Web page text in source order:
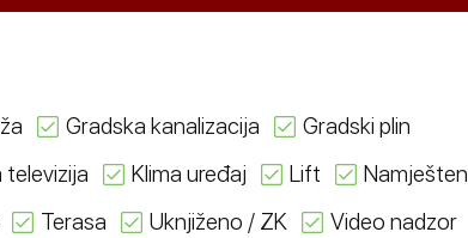
Gradska kanalizacija
Gradski plin
televizija Klima uređaj Lift
Namješten
Terasa Uknjiženo / ZK Video nadzor